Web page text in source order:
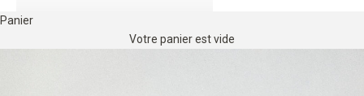
Panier
Votre panier est vide